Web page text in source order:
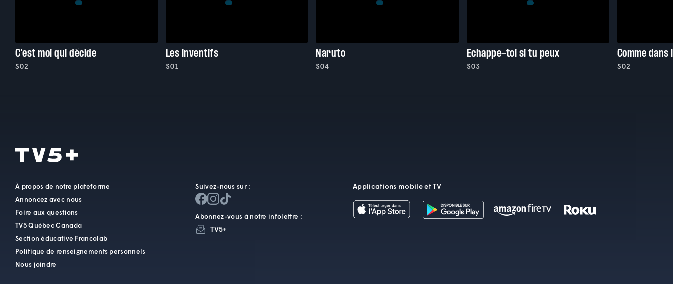
C'est moi qui décide
S02
Les inventifs
S01
Naruto
S04
Échappe-toi si tu peux
S03
Comme dans
S02
À propos de notre plateforme
Annoncez avec nous
Foire aux questions
TV5 Québec Canada
Section éducative Francolab
Politique de renseignements personnels
Nous joindre
Suivez-nous sur :
Abonnez-vous à notre infolettre :
TV5+
Applications mobile et TV